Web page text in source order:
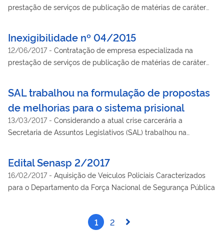
prestação de serviços de publicação de matérias de caráter
estabelecido no Decreto nsº 4.520 e 4.521, ambos de 16 de
dezembro de 2002, combinado com a Portaria/IN n.º 268, de 5
de outubro de 2009.
Inexigibilidade nº 04/2015
12/06/2017 - Contratação de empresa especializada na
prestação de serviços de publicação de matérias de caráter
estabelecido no Decreto nsº 4.520 e 4.521, ambos de 16 de
dezembro de 2002, combinado com a Portaria/IN n.º 268, de 5
de outubro de 2009.
SAL trabalhou na formulação de propostas
de melhorias para o sistema prisional
13/03/2017 - Considerando a atual crise carcerária a
Secretaria de Assuntos Legislativos (SAL) trabalhou na
Edital Senasp 2/2017
16/02/2017 - Aquisição de Veículos Policiais Caracterizados
para o Departamento da Força Nacional de Segurança Pública
1 2